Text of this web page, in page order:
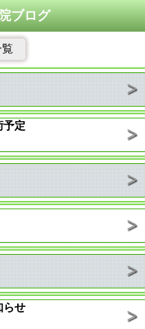
ブログ
予定
らせ